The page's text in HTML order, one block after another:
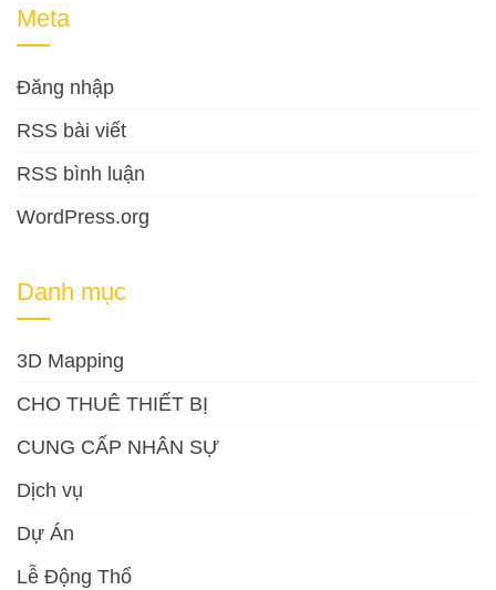
Meta
Đăng nhập
RSS bài viết
RSS bình luận
WordPress.org
Danh mục
3D Mapping
CHO THUÊ THIẾT BỊ
CUNG CẤP NHÂN SỰ
Dịch vụ
Dự Án
Lễ Động Thổ